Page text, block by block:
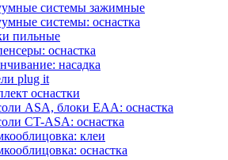
системы зажимные
системы: оснастка
пильные
оснастка
насадка
plug it
оснастки
ASA, блоки EAA: оснастка
CT-ASA: оснастка
клеи
оснастка